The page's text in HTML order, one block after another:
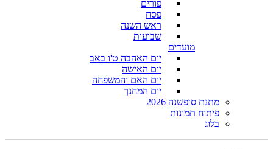
פורים
פסח
ראש השנה
שבועות
מועדים
יום האהבה ט'ו באב
יום האישה
יום האם והמשפחה
יום המחנך
מתנת סופשנה 2026
פיתוח תמונות
בלוג